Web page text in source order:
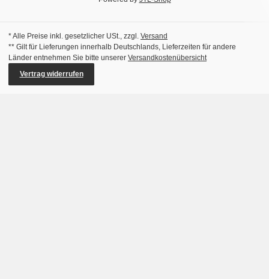
* Alle Preise inkl. gesetzlicher USt., zzgl. Versand
** Gilt für Lieferungen innerhalb Deutschlands, Lieferzeiten für andere
Länder entnehmen Sie bitte unserer Versandkostenübersicht
Vertrag widerrufen